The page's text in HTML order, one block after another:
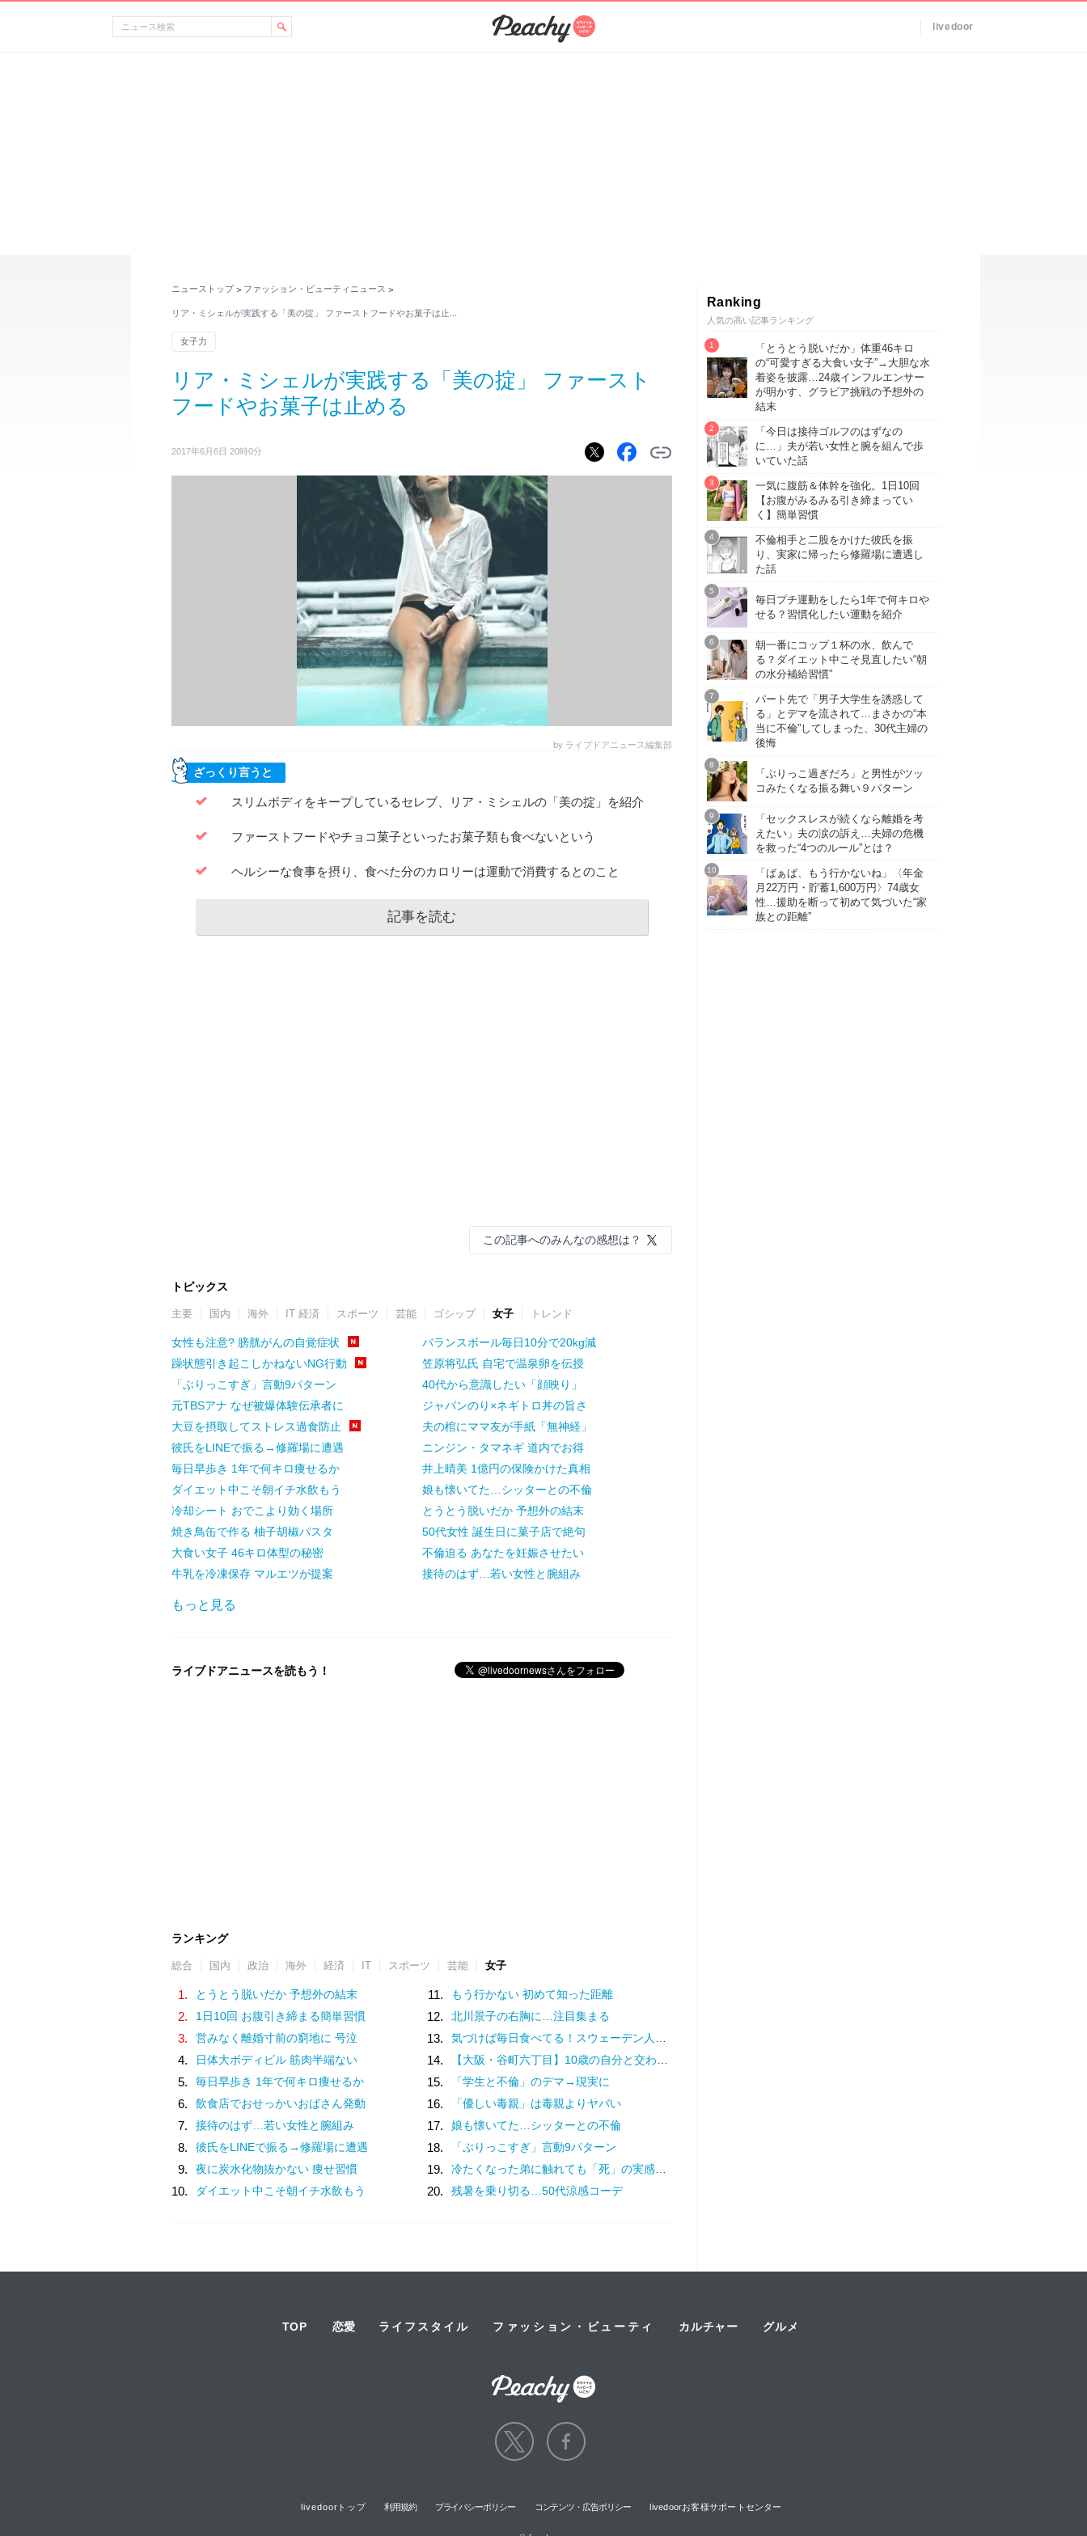
livedoor
ニューストップ > ファッション・ビューティニュース >
リア・ミシェルが実践する「美の掟」 ファーストフードやお菓子は止…
女子力
リア・ミシェルが実践する「美の掟」 ファースト
フードやお菓子は止める
2017年6月6日 20時0分
by ライブドアニュース編集部
ざっくり言うと
スリムボディをキープしているセレブ、リア・ミシェルの「美の掟」を紹介
ファーストフードやチョコ菓子といったお菓子類も食べないという
ヘルシーな食事を摂り、食べた分のカロリーは運動で消費するとのこと
記事を読む
この記事へのみんなの感想は？
トピックス
主要 国内 海外 IT 経済 スポーツ 芸能 ゴシップ 女子 トレンド
女性も注意? 膀胱がんの自覚症状
躁状態引き起こしかねないNG行動
「ぶりっこすぎ」言動9パターン
元TBSアナ なぜ被爆体験伝承者に
大豆を摂取してストレス過食防止
彼氏をLINEで振る→修羅場に遭遇
毎日早歩き 1年で何キロ痩せるか
ダイエット中こそ朝イチ水飲もう
冷却シート おでこより効く場所
焼き鳥缶で作る 柚子胡椒パスタ
大食い女子 46キロ体型の秘密
牛乳を冷凍保存 マルエツが提案
バランスボール毎日10分で20kg減
笠原将弘氏 自宅で温泉卵を伝授
40代から意識したい「顔映り」
ジャバンのり×ネギトロ丼の旨さ
夫の棺にママ友が手紙「無神経」
ニンジン・タマネギ 道内でお得
井上晴美 1億円の保険かけた真相
娘も懐いてた…シッターとの不倫
とうとう脱いだか 予想外の結末
50代女性 誕生日に菓子店で絶句
不倫迫る あなたを妊娠させたい
接待のはず…若い女性と腕組み
もっと見る
ライブドアニュースを読もう！
ランキング
総合 国内 政治 海外 経済 IT スポーツ 芸能 女子
1. とうとう脱いだか 予想外の結末
2. 1日10回 お腹引き締まる簡単習慣
3. 営みなく離婚寸前の窮地に 号泣
4. 日体大ボディビル 筋肉半端ない
5. 毎日早歩き 1年で何キロ痩せるか
6. 飲食店でおせっかいおばさん発動
7. 接待のはず…若い女性と腕組み
8. 彼氏をLINEで振る→修羅場に遭遇
9. 夜に炭水化物抜かない 痩せ習慣
10. ダイエット中こそ朝イチ水飲もう
11. もう行かない 初めて知った距離
12. 北川景子の右胸に…注目集まる
13. 気づけば毎日食べてる！スウェーデン人漫画家がリピートし続ける日本の定番食
14. 【大阪・谷町六丁目】10歳の自分と交わした約束。名店での猛修業を経てオープンした「ma journée（マジョルネ）」が提案する、日常に寄り添うフランス菓子
15. 「学生と不倫」のデマ→現実に
16. 「優しい毒親」は毒親よりヤバい
17. 娘も懐いてた…シッターとの不倫
18. 「ぶりっこすぎ」言動9パターン
19. 冷たくなった弟に触れても「死」の実感がなかった姉。納棺の時に現実を突きつけられて
20. 残暑を乗り切る…50代涼感コーデ
Ranking
人気の高い記事ランキング
「とうとう脱いだか」体重46キロ
の“可愛すぎる大食い女子”→大胆な水
着姿を披露…24歳インフルエンサー
が明かす、グラビア挑戦の予想外の
結末
「今日は接待ゴルフのはずなの
に…」夫が若い女性と腕を組んで歩
いていた話
一気に腹筋＆体幹を強化。1日10回
【お腹がみるみる引き締まってい
く】簡単習慣
不倫相手と二股をかけた彼氏を振
り、実家に帰ったら修羅場に遭遇し
た話
毎日プチ運動をしたら1年で何キロや
せる？習慣化したい運動を紹介
朝一番にコップ１杯の水、飲んで
る？ダイエット中こそ見直したい“朝
の水分補給習慣”
パート先で「男子大学生を誘惑して
る」とデマを流されて…まさかの“本
当に不倫”してしまった、30代主婦の
後悔
「ぶりっこ過ぎだろ」と男性がツッ
コみたくなる振る舞い９パターン
「セックスレスが続くなら離婚を考
えたい」夫の涙の訴え…夫婦の危機
を救った“4つのルール”とは？
「ばぁば、もう行かないね」〈年金
月22万円・貯蓄1,600万円〉74歳女
性…援助を断って初めて気づいた“家
族との距離”
TOP 恋愛 ライフスタイル ファッション・ビューティ カルチャー グルメ
livedoorトップ 利用規約 プライバシーポリシー コンテンツ・広告ポリシー livedoorお客様サポートセンター